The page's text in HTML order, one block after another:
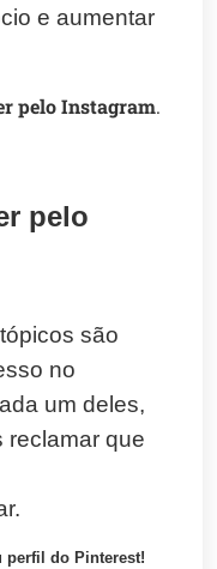
e aumentar
pelo Instagram.
pelo
são
no
um deles,
reclamar que
perfil do Pinterest!